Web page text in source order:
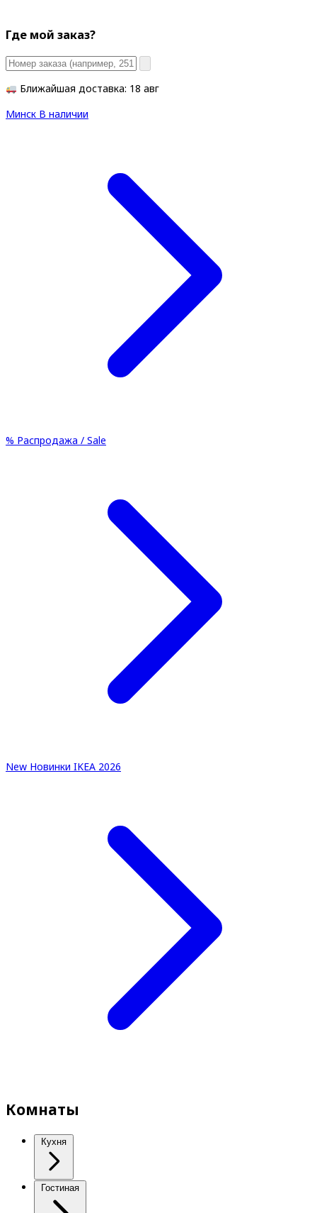
Где мой заказ?
Ближайшая доставка: 18 авг
Минск В наличии
% Распродажа / Sale
New Новинки IKEA 2026
Комнаты
Кухня
Гостиная